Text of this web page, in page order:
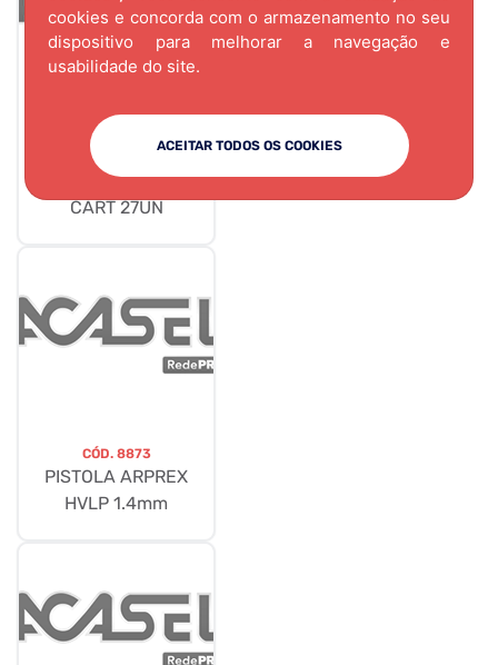
cookies e concorda com o armazenamento no seu
dispositivo para melhorar a navegação e
usabilidade do site.
ACEITAR TODOS OS COOKIES
CÓD.
TAPA FURO ADESIVO
CONNECT ARAUCO
CART 27UN
CÓD. 8873
PISTOLA ARPREX
HVLP 1.4mm